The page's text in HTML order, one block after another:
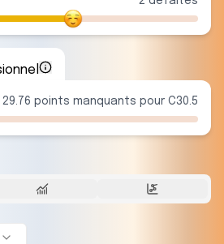
29.76 points manquants pour C30.5